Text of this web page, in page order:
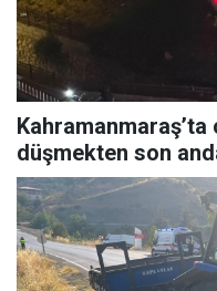
düşmekten son